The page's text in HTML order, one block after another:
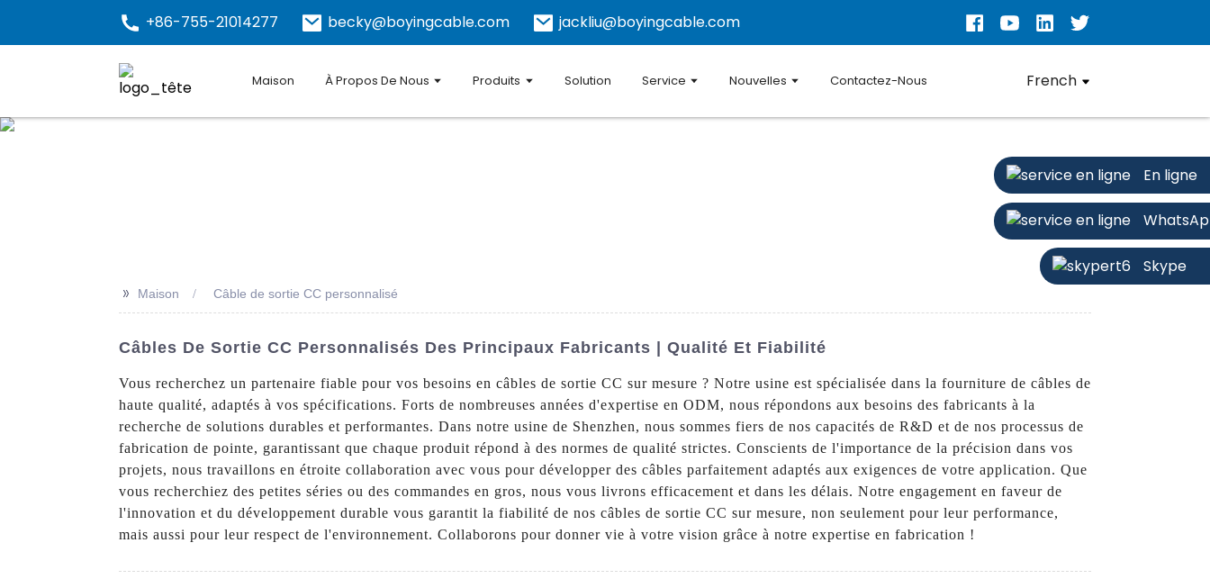
+86-755-21014277 becky@boyingcable.com jackliu@boyingcable.com
Maison À Propos De Nous Produits Solution Service Nouvelles Contactez-Nous French
En ligne
Skype
>> Maison Câble de sortie CC personnalisé
Câbles De Sortie CC Personnalisés Des Principaux Fabricants | Qualité Et Fiabilité
Vous recherchez un partenaire fiable pour vos besoins en câbles de sortie CC sur mesure ? Notre usine est spécialisée dans la fourniture de câbles de
haute qualité, adaptés à vos spécifications. Forts de nombreuses années d'expertise en ODM, nous répondons aux besoins des fabricants à la
recherche de solutions durables et performantes. Dans notre usine de Shenzhen, nous sommes fiers de nos capacités de R&D et de nos processus de
fabrication de pointe, garantissant que chaque produit répond à des normes de qualité strictes. Conscients de l'importance de la précision dans vos
projets, nous travaillons en étroite collaboration avec vous pour développer des câbles parfaitement adaptés aux exigences de votre application. Que
vous recherchiez des petites séries ou des commandes en gros, nous vous livrons efficacement et dans les délais. Notre engagement en faveur de
l'innovation et du développement durable vous garantit la fiabilité de nos câbles de sortie CC sur mesure, non seulement pour leur performance,
mais aussi pour leur respect de l'environnement. Collaborons pour donner vie à votre vision grâce à notre expertise en fabrication !